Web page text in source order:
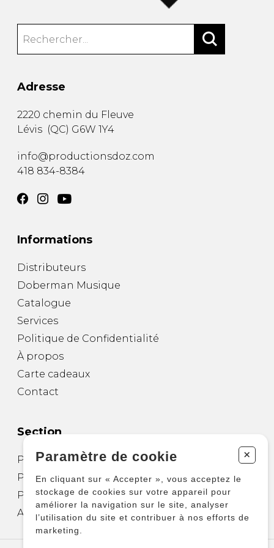
Adresse
2220 chemin du Fleuve
Lévis (QC) G6W 1Y4
info@productionsdoz.com
418 834-8384
Informations
Distributeurs
Doberman Musique
Catalogue
Services
Politique de Confidentialité
À propos
Carte cadeaux
Contact
Section
Partitions pour guitare
Partitions pour autres instruments
Partitions pour ensembles
Autres produits
Paramètre de cookie +
En cliquant sur « Accepter », vous acceptez le
stockage de cookies sur votre appareil pour
améliorer la navigation sur le site, analyser
l’utilisation du site et contribuer à nos efforts de
marketing.